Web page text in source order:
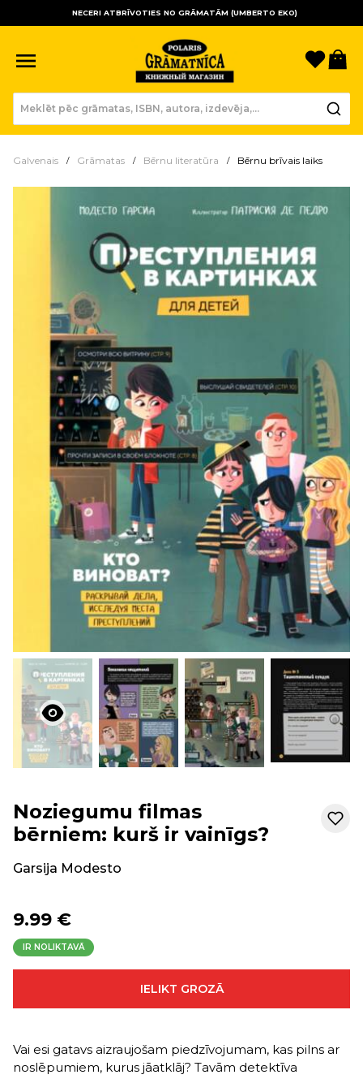
NECERI ATBRĪVOTIES NO GRĀMATĀM (UMBERTO EKO)
Galvenais Grāmatas Bērnu literatūra Bērnu brīvais laiks
Noziegumu filmas
bērniem: kurš ir vainīgs?
Garsija Modesto
9.99 €
IR NOLIKTAVĀ
IELIKT GROZĀ
Vai esi gatavs aizraujošam piedzīvojumam, kas pilns ar
noslēpumiem, kurus jāatklāj? Tavām detektīva